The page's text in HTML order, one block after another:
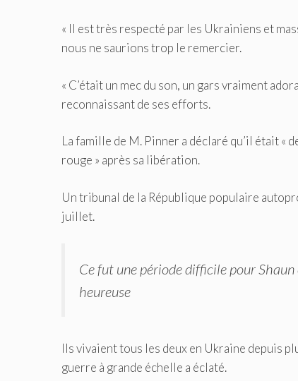
« Il est très respecté par les Ukrainiens et
nous ne saurions trop le remercier.
« C’était un mec du son, un gars vraiment
reconnaissant de ses efforts.
La famille de M. Pinner a déclaré qu’il était «
rouge » après sa libération.
Un tribunal de la République populaire
juillet.
Ce fut une période difficile pour
heureuse
Ils vivaient tous les deux en Ukraine depuis
guerre à grande échelle a éclaté.